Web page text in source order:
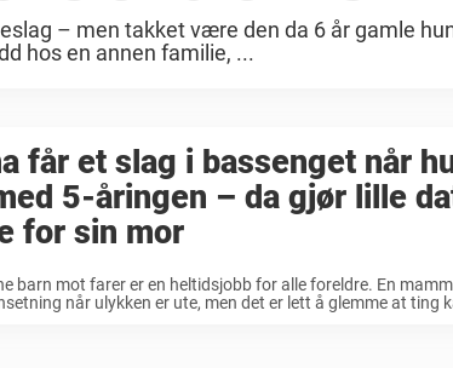
– men takket være den da 6 år gamle
hos en annen familie, ...
får et slag i bassenget når
5-åringen – da gjør lille
for sin mor
barn mot farer er en heltidsjobb for alle foreldre. En
når ulykken er ute, men det er lett å glemme at ting